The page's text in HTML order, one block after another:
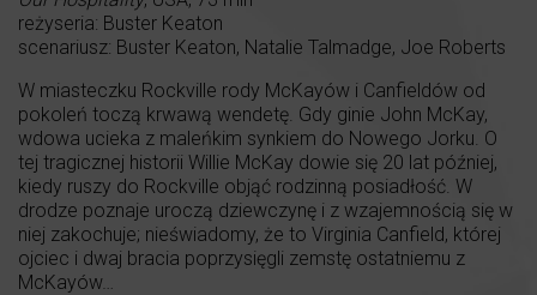
reżyseria: Buster Keaton
scenariusz: Buster Keaton, Natalie Talmadge, Joe Roberts
W miasteczku Rockville rody McKayów i Canfieldów od
pokoleń toczą krwawą wendetę. Gdy ginie John McKay,
wdowa ucieka z maleńkim synkiem do Nowego Jorku. O
tej tragicznej historii Willie McKay dowie się 20 lat później,
kiedy ruszy do Rockville objąć rodzinną posiadłość. W
drodze poznaje uroczą dziewczynę i z wzajemnością się w
niej zakochuje; nieświadomy, że to Virginia Canfield, której
ojciec i dwaj bracia poprzysięgli zemstę ostatniemu z
McKayów…